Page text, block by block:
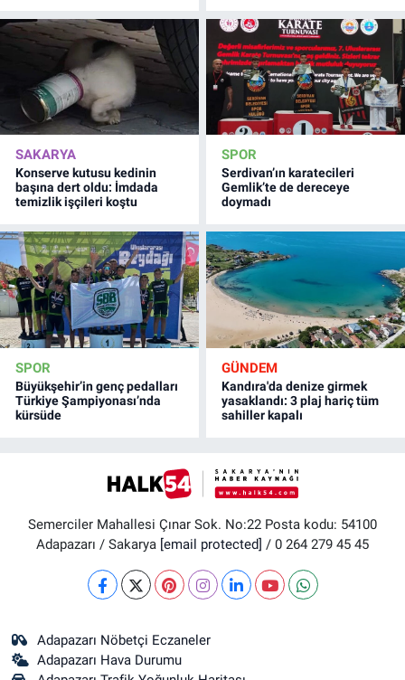
SAKARYA
Konserve kutusu kedinin
başına dert oldu: İmdada
temizlik işçileri koştu
SPOR
Serdivan’ın karatecileri
Gemlik’te de dereceye
doymadı
SPOR
Büyükşehir’in genç pedalları
Türkiye Şampiyonası’nda
kürsüde
GÜNDEM
Kandıra'da denize girmek
yasaklandı: 3 plaj hariç tüm
sahiller kapalı
Semerciler Mahallesi Çınar Sok. No:22 Posta kodu: 54100
Adapazarı / Sakarya [email protected] / 0 264 279 45 45
Adapazarı Nöbetçi Eczaneler
Adapazarı Hava Durumu